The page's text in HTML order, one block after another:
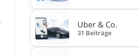
Uber & Co.
31 Beiträge